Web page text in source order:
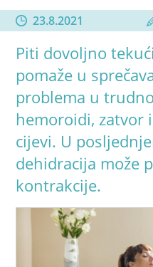
23.8.2021
Piti dovoljno
pomaže u
problema u
hemoroidi, zatvor
cijevi. U
dehidracija može
kontrakcije.